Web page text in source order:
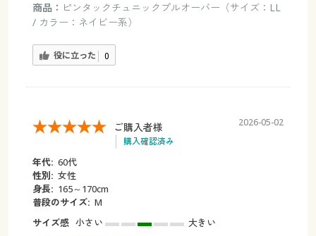
商品： ピンタックチュニックプルオーバー（サイズ：LL
/ カラー：ネイビー系）
役に立った 0
ご購入者様
購入確認済み
2026-05-02
年代: 60代
性別: 女性
身長: 165～170cm
普段のサイズ: M
サイズ感 小さい
大きい